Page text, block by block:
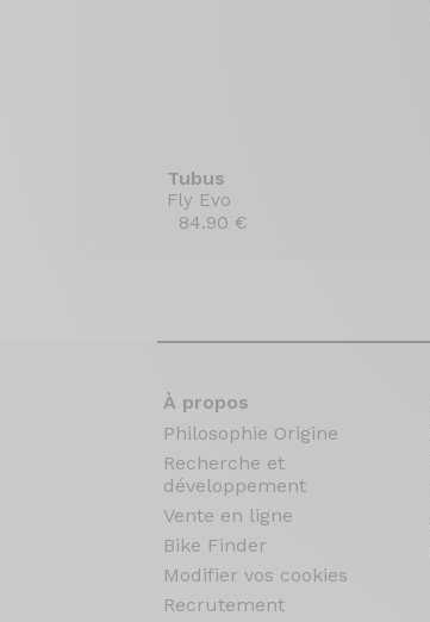
Tubus
Fly Evo
84.90 €
À propos
Philosophie Origine
Recherche et
développement
Vente en ligne
Bike Finder
Modifier vos cookies
Recrutement